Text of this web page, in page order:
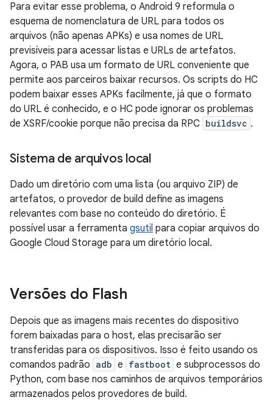
Para evitar esse problema, o Android 9 reformula o
esquema de nomenclatura de URL para todos os
arquivos (não apenas APKs) e usa nomes de URL
previsíveis para acessar listas e URLs de artefatos.
Agora, o PAB usa um formato de URL conveniente que
permite aos parceiros baixar recursos. Os scripts do HC
podem baixar esses APKs facilmente, já que o formato
do URL é conhecido, e o HC pode ignorar os problemas
de XSRF/cookie porque não precisa da RPC buildsvc .
Sistema de arquivos local
Dado um diretório com uma lista (ou arquivo ZIP) de
artefatos, o provedor de build define as imagens
relevantes com base no conteúdo do diretório. É
possível usar a ferramenta gsutil para copiar arquivos do
Google Cloud Storage para um diretório local.
Versões do Flash
Depois que as imagens mais recentes do dispositivo
forem baixadas para o host, elas precisarão ser
transferidas para os dispositivos. Isso é feito usando os
comandos padrão adb e fastboot e subprocessos do
Python, com base nos caminhos de arquivos temporários
armazenados pelos provedores de build.